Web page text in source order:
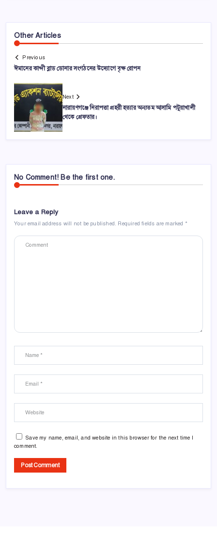
Other Articles
Previous
ঈমানের কান্দী ব্লাড ডোনার সংগঠনের উদ্যোগে বৃক্ষ রোপন
Next
নারায়ণগঞ্জে নিরাপত্তা প্রহরী হত্যার অন্যতম আসামি পটুয়াখালী
থেকে গ্রেফতার।
No Comment! Be the first one.
Leave a Reply
Your email address will not be published. Required fields are marked *
Save my name, email, and website in this browser for the next time I
comment.